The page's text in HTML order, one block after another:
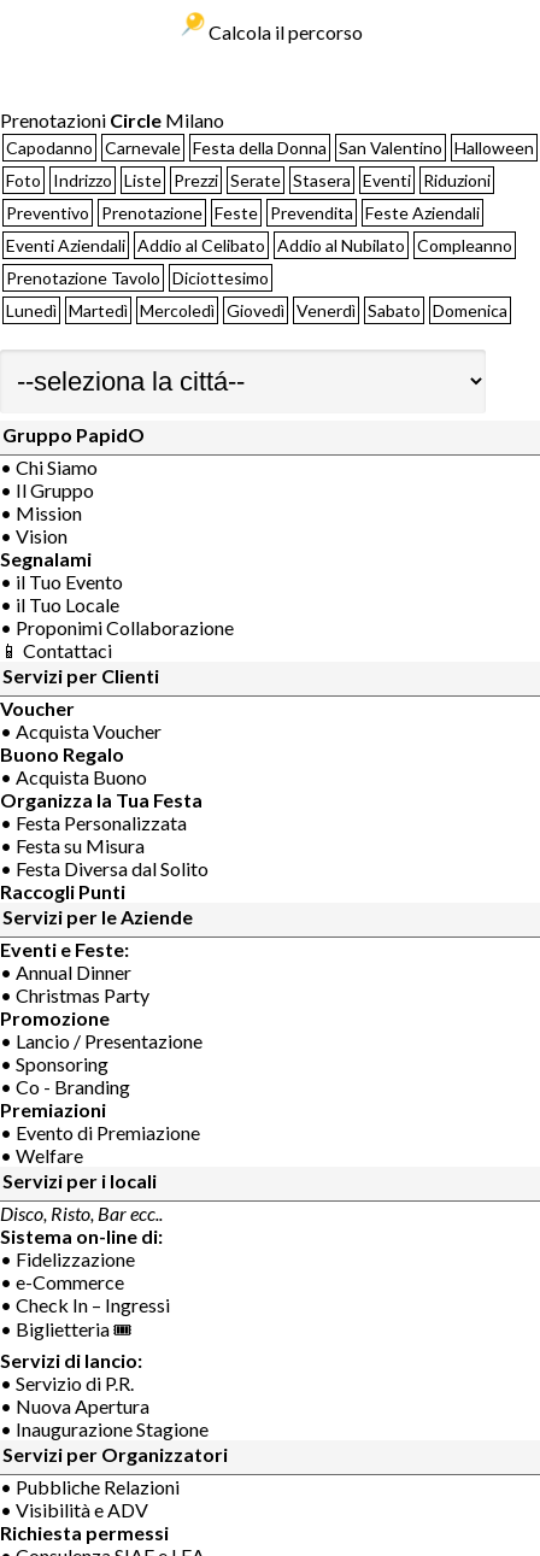
Calcola il percorso
Prenotazioni Circle Milano
Capodanno Carnevale Festa della Donna San Valentino
Halloween
Foto
Indrizzo Liste Prezzi Serate Stasera Eventi
Riduzioni
Preventivo
Prenotazione Feste Prevendita
Feste Aziendali
Eventi Aziendali Addio al Celibato Addio al Nubilato
Compleanno
Prenotazione Tavolo
Diciottesimo
Lunedì Martedì Mercoledì Giovedì Venerdì Sabato Domenica
Gruppo PapidO
• Chi Siamo
• Il Gruppo
• Mission
• Vision
Segnalami
• il Tuo Evento
• il Tuo Locale
• Proponimi Collaborazione
📱 Contattaci
Servizi per Clienti
Voucher
• Acquista Voucher
Buono Regalo
• Acquista Buono
Organizza la Tua Festa
• Festa Personalizzata
• Festa su Misura
• Festa Diversa dal Solito
Raccogli Punti
Servizi per le Aziende
Eventi e Feste:
• Annual Dinner
• Christmas Party
Promozione
• Lancio / Presentazione
• Sponsoring
• Co - Branding
Premiazioni
• Evento di Premiazione
• Welfare
Servizi per i locali
Disco, Risto, Bar ecc..
Sistema on-line di:
• Fidelizzazione
• e-Commerce
• Check In – Ingressi
• Biglietteria 🎟
Servizi di lancio:
• Servizio di P.R.
• Nuova Apertura
• Inaugurazione Stagione
Servizi per Organizzatori
• Pubbliche Relazioni
• Visibilità e ADV
Richiesta permessi